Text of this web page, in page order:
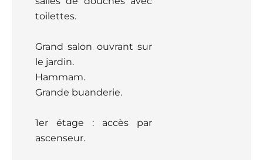
toilettes.
Grand salon ouvrant sur
le jardin.
Hammam.
Grande buanderie.
1er étage : accès par
ascenseur.